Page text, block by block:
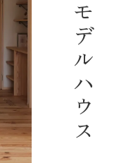
モデルハウス